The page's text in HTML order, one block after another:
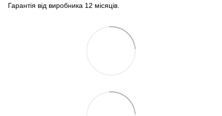
Гарантія від виробника 12 місяців.